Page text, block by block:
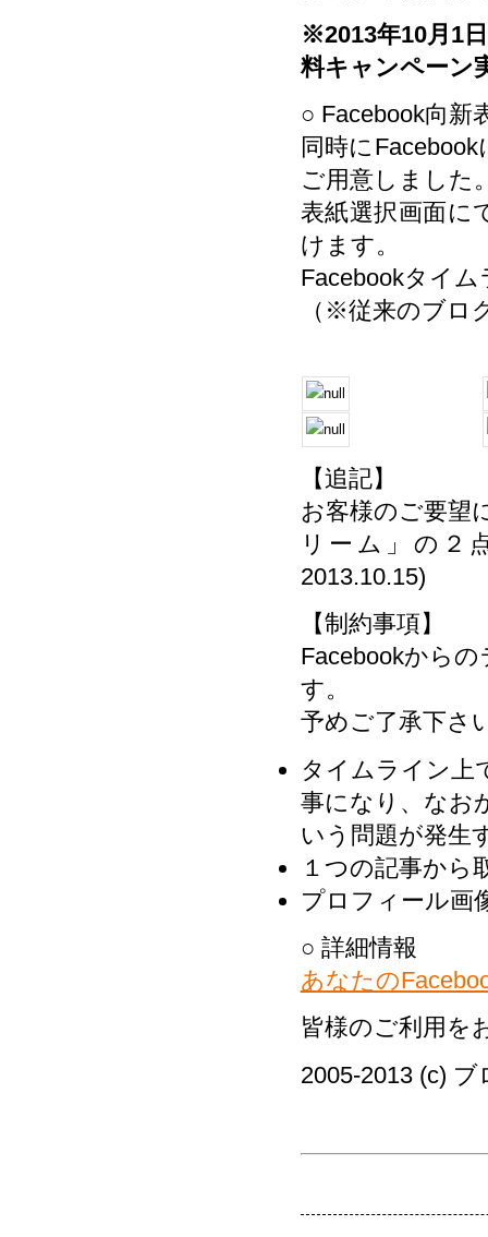
※2013年10月1
料キャンペーン
○ Facebook向新
同時に
ご用意しました
表紙選択画面に
けます。
Facebookタイ
（※従来のブロ
【追記】
お客様のご要望
リーム」の２
2013.10.15)
【制約事項】
Facebookから
す。
予めご了承下さ
タイムライン上
事になり、なお
いう問題が発生
１つの記事から
プロフィール画
○ 詳細情報
あなたの
皆様のご利用を
2005-2013 (c) ブ